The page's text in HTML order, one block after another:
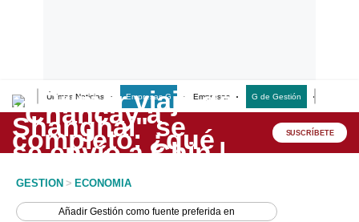
Últimas Noticias Empresas G Empresas G de Gestión
Lo último
Peru Quiosco SUSCRÍBETE
GESTION > ECONOMIA
AñadirGestión como fuente preferida en